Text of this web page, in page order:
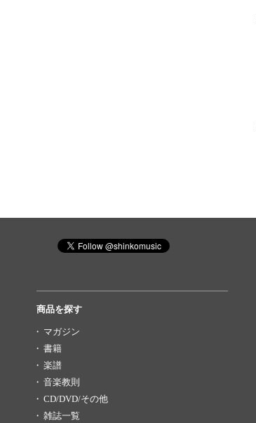
商品を探す
マガジン
書籍
楽譜
音楽教則
CD/DVD/その他
雑誌一覧